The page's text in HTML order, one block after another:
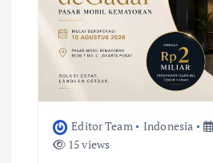
Editor Team Indonesia
15 views